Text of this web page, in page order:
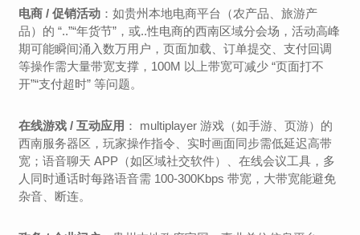
电商 / 促销活动 ：如贵州本地电商平台（农产品、旅游产
品）的 “..”“年货节”，或..性电商的西南区域分会场，活动高峰
期可能瞬间涌入数万用户，页面加载、订单提交、支付回调
等操作需大量带宽支撑，100M 以上带宽可减少 “页面打不
开”“支付超时” 等问题。
在线游戏 / 互动应用 ： multiplayer 游戏（如手游、页游）的
西南服务器区，玩家操作指令、实时画面同步需低延迟高带
宽；语音聊天 APP（如区域社交软件）、在线会议工具，多
人同时通话时每路语音需 100-300Kbps 带宽，大带宽能避免
杂音、断连。